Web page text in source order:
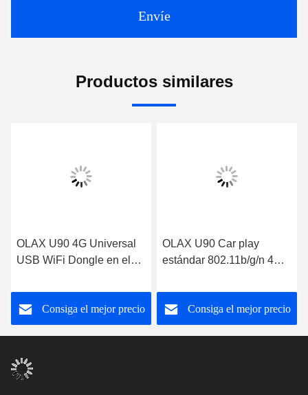
Envíe
Productos similares
OLAX U90 4G Universal
USB WiFi Dongle en el
inalámbricos portátiles
Consiga el mejor precio
OLAX U90 Car play
estándar 802.11b/g/n 4G
aire libre
Consiga el mejor precio